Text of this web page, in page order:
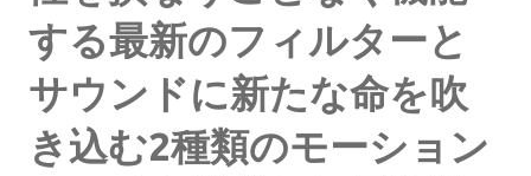
する最新のフィルターと
サウンドに新たな命を吹
き込む2種類のモーション